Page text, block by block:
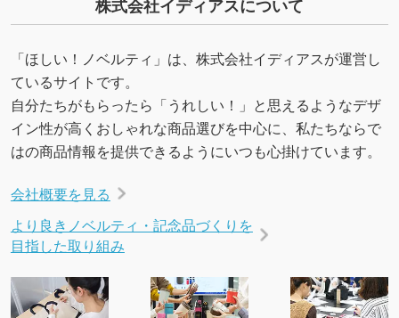
いたします。配置のご相談にも応じています。
株式会社イディアスについて
「ほしい！ノベルティ」は、株式会社イディアスが運営し
ているサイトです。
自分たちがもらったら「うれしい！」と思えるようなデザ
イン性が高くおしゃれな商品選びを中心に、私たちならで
はの商品情報を提供できるようにいつも心掛けています。
会社概要を見る
より良きノベルティ・記念品づくりを
目指した取り組み